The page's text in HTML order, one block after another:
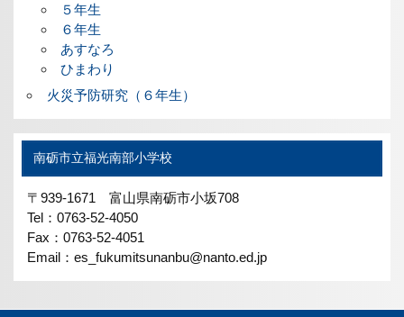
５年生
６年生
あすなろ
ひまわり
火災予防研究（６年生）
南砺市立福光南部小学校
〒939-1671 富山県南砺市小坂708
Tel：0763-52-4050
Fax：0763-52-4051
Email：es_fukumitsunanbu@nanto.ed.jp